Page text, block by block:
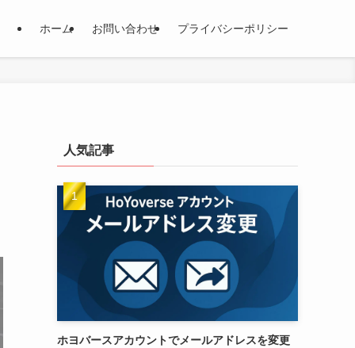
ホーム お問い合わせ プライバシーポリシー
人気記事
ホヨバースアカウントでメールアドレスを変更